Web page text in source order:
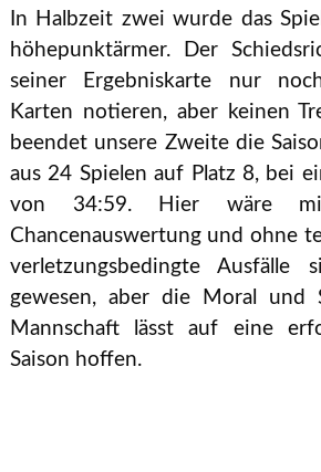
In Halbzeit zwei wurde das
höhepunktärmer. Der
seiner Ergebniskarte nur
Karten notieren, aber keinen
beendet unsere Zweite die
aus 24 Spielen auf Platz 8, bei
von 34:59. Hier wäre mit
Chancenauswertung und ohne
verletzungsbedingte Ausfälle
gewesen, aber die Moral und
Mannschaft lässt auf eine
Saison hoffen.